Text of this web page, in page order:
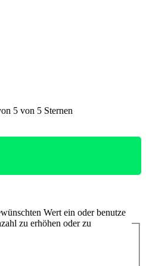
5 von 5 Sternen
Wert ein oder benutze
zu erhöhen oder zu